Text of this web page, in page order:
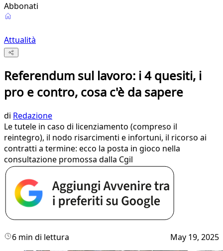
Abbonati
Attualità
Referendum sul lavoro: i 4 quesiti, i
pro e contro, cosa c'è da sapere
di Redazione
Le tutele in caso di licenziamento (compreso il
reintegro), il nodo risarcimenti e infortuni, il ricorso ai
contratti a termine: ecco la posta in gioco nella
consultazione promossa dalla Cgil
6 min di lettura May 19, 2025